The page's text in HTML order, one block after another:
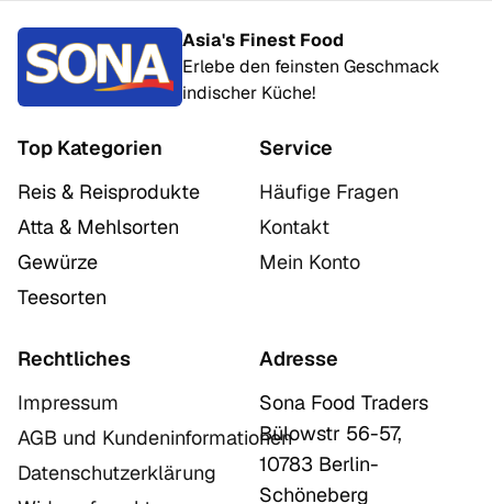
Asia's Finest Food
Erlebe den feinsten Geschmack
indischer Küche!
Top Kategorien
Reis & Reisprodukte
Atta & Mehlsorten
Gewürze
Teesorten
Service
Häufige Fragen
Kontakt
Mein Konto
Rechtliches
Impressum
AGB und Kundeninformationen
Datenschutzerklärung
Adresse
Sona Food Traders
Bülowstr 56-57,
10783 Berlin-
Schöneberg